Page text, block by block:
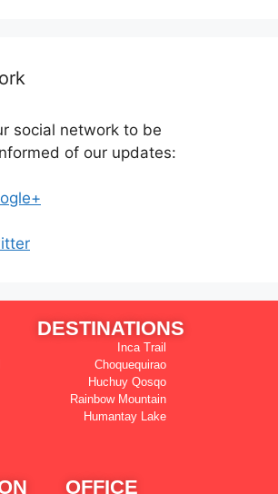
social network to be
of our updates:
DESTINATIONS
Inca Trail
Choquequirao
Huchuy Qosqo
Rainbow Mountain
Humantay Lake
OFFICE